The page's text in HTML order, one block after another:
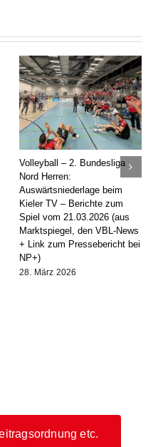
Volleyball – 2. Bundesliga
Nord Herren: Vorberichte zum
Spiel beim Kieler TV (aus
Marktspiegel, VBL-News und
Link zu NP+/HAZ+)
20. März 2026 | 25
Kommentare